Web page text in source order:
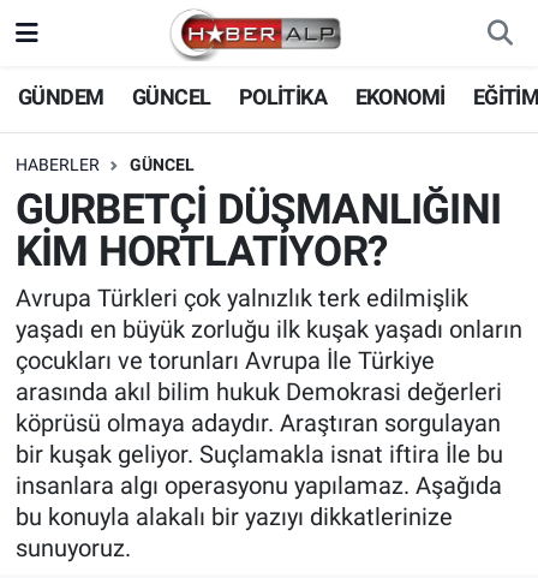
GÜNDEM GÜNCEL POLİTİKA EKONOMİ
HABERLER GÜNCEL
GURBETÇİ DÜŞMANLIĞINI
KİM HORTLATIYOR?
Avrupa Türkleri çok yalnızlık terk edilmişlik
yaşadı en büyük zorluğu ilk kuşak yaşadı onların
çocukları ve torunları Avrupa İle Türkiye
arasında akıl bilim hukuk Demokrasi değerleri
köprüsü olmaya adaydır. Araştıran sorgulayan
bir kuşak geliyor. Suçlamakla isnat iftira İle bu
insanlara algı operasyonu yapılamaz. Aşağıda
bu konuyla alakalı bir yazıyı dikkatlerinize
sunuyoruz.
Nöbetçi Eczaneler
Hava Durumu
Trafik Durumu
Tüm Manşetler
Son Dakika Haberleri
Haber Arşivi